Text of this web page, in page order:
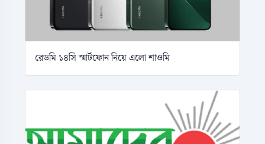
রেডমি ১৪সি স্মার্টফোন নিয়ে এলো শাওমি